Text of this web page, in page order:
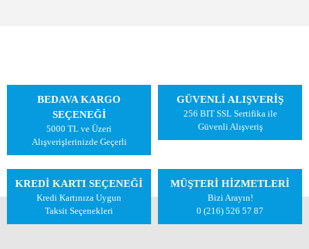
BEDAVA KARGO
SEÇENEĞİ
5000 TL ve Üzeri
Alışverişlerinizde Geçerli
GÜVENLİ ALIŞVERİŞ
256 BIT SSL Sertifika ile
Güvenli Alışveriş
KREDİ KARTI SEÇENEĞİ
Kredi Kartınıza Uygun
Taksit Seçenekleri
MÜŞTERİ HİZMETLERİ
Bizi Arayın!
0 (216) 526 57 87